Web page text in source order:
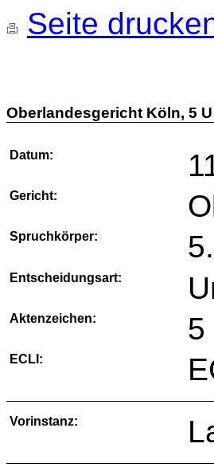
Seite
Oberlandesgericht Köln, 5 U
Datum:
Gericht:
Spruchkörper:
Entscheidungsart:
Aktenzeichen: 5
ECLI:
Vorinstanz: